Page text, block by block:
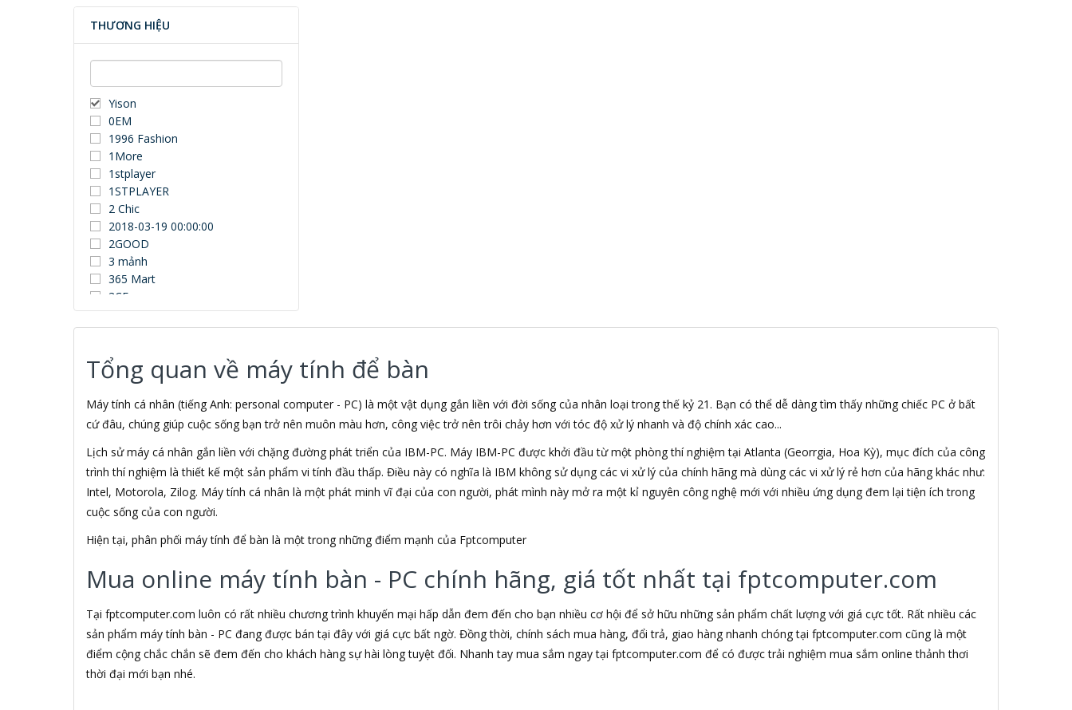
THƯƠNG HIỆU
Yison
0EM
1996 Fashion
1More
1stplayer
1STPLAYER
2 Chic
2018-03-19 00:00:00
2GOOD
3 mảnh
365 Mart
3CE
3Dconnexion
3DUN
3M
3NOD
3OneData
4D
5ASYSTEMS
7Gift Shop
8848
A 100+
A Bonne
A Brand
A & T
Aardvark
Abel
Abo
ACASIS
Acatel
Acbel
Tổng quan về máy tính để bàn
Máy tính cá nhân (tiếng Anh: personal computer - PC) là một vật dụng gắn liền với đời sống của nhân loại trong thế kỷ 21. Bạn có thể dễ dàng tìm thấy những chiếc PC ở bất
cứ đâu, chúng giúp cuộc sống bạn trở nên muôn màu hơn, công việc trở nên trôi chảy hơn với tóc độ xử lý nhanh và độ chính xác cao...
Lịch sử máy cá nhân gắn liền với chặng đường phát triển của IBM-PC. Máy IBM-PC được khởi đầu từ một phòng thí nghiệm tại Atlanta (Georrgia, Hoa Kỳ), mục đích của công
trình thí nghiệm là thiết kế một sản phẩm vi tính đầu thấp. Điều này có nghĩa là IBM không sử dụng các vi xử lý của chính hãng mà dùng các vi xử lý rẻ hơn của hãng khác như:
Intel, Motorola, Zilog. Máy tính cá nhân là một phát minh vĩ đại của con người, phát mình này mở ra một kỉ nguyên công nghệ mới với nhiều ứng dụng đem lại tiện ích trong
cuộc sống của con người.
Hiện tại, phân phối máy tính để bàn là một trong những điểm mạnh của Fptcomputer
Mua online máy tính bàn - PC chính hãng, giá tốt nhất tại fptcomputer.com
Tại fptcomputer.com luôn có rất nhiều chương trình khuyến mại hấp dẫn đem đến cho bạn nhiều cơ hội để sở hữu những sản phẩm chất lượng với giá cực tốt. Rất nhiều các
sản phẩm máy tính bàn - PC đang được bán tại đây với giá cực bất ngờ. Đồng thời, chính sách mua hàng, đổi trả, giao hàng nhanh chóng tại fptcomputer.com cũng là một
điểm cộng chắc chắn sẽ đem đến cho khách hàng sự hài lòng tuyệt đối. Nhanh tay mua sắm ngay tại fptcomputer.com để có được trải nghiệm mua sắm online thảnh thơi
thời đại mới bạn nhé.